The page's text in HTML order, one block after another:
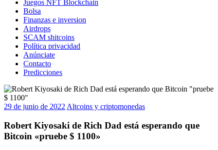
Juegos NFT Blockchain
Bolsa
Finanzas e inversion
Airdrops
SCAM shitcoins
Política privacidad
Anúnciate
Contacto
Predicciones
29 de junio de 2022 Altcoins y criptomonedas
Robert Kiyosaki de Rich Dad está esperando que
Bitcoin «pruebe $ 1100»